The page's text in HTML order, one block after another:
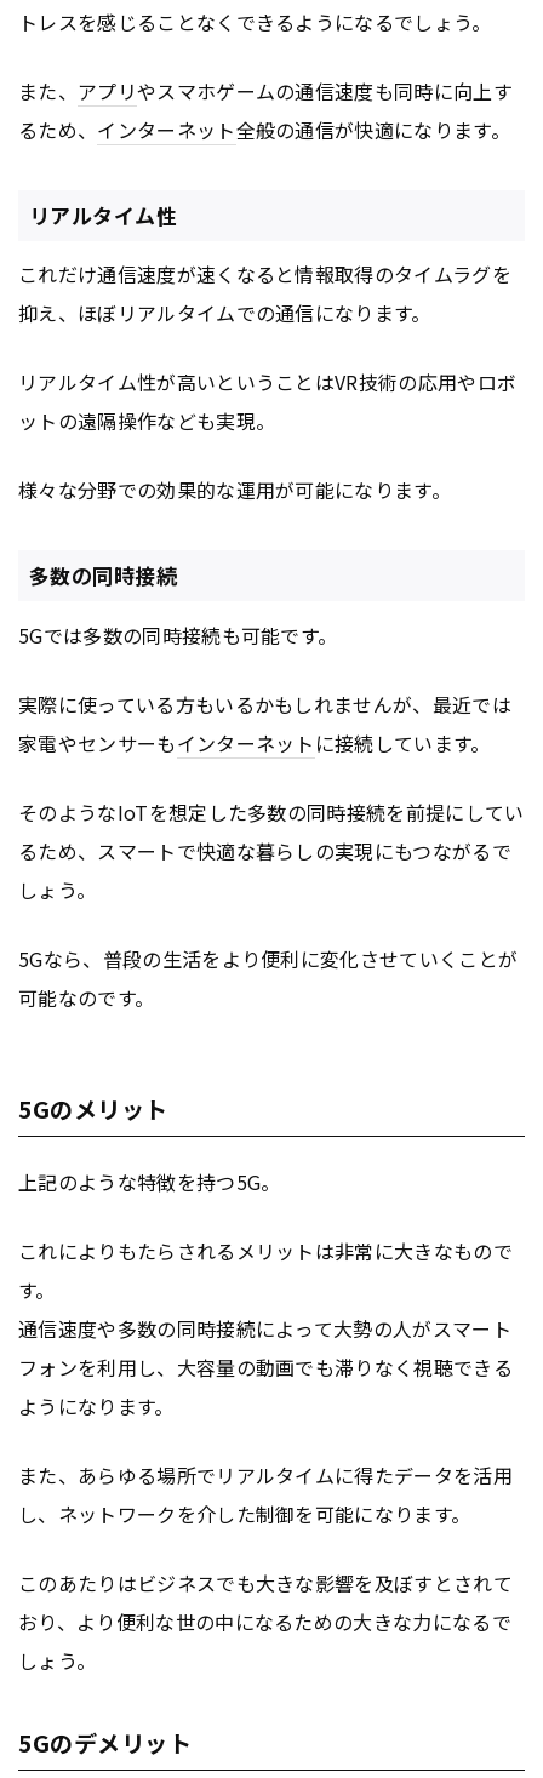
トレスを感じることなくできるようになるでしょう。
また、 アプリやスマホゲームの通信速度も同時に向上す
るため、 インターネット全般の通信が快適になります。
リアルタイム性
これだけ通信速度が速くなると情報取得のタイムラグを
抑え、ほぼリアルタイムでの通信になります。
リアルタイム性が高いということはVR技術の応用やロボ
ットの遠隔操作なども実現。
様々な分野での効果的な運用が可能になります。
多数の同時接続
5Gでは多数の同時接続も可能です。
実際に使っている方もいるかもしれませんが、最近では
家電やセンサーもインターネット に接続しています。
そのようなIoTを想定した多数の同時接続を前提にしてい
るため、スマートで快適な暮らしの実現にもつながるで
しょう。
5Gなら、普段の生活をより便利に変化させていくことが
可能なのです。
5Gのメリット
上記のような特徴を持つ5G。
これによりもたらされるメリットは非常に大きなもので
す。
通信速度や多数の同時接続によって大勢の人がスマート
フォンを利用し、大容量の動画でも滞りなく視聴できる
ようになります。
また、あらゆる場所でリアルタイムに得たデータを活用
し、ネットワークを介した制御を可能になります。
このあたりはビジネスでも大きな影響を及ぼすとされて
おり、より便利な世の中になるための大きな力になるで
しょう。
5Gのデメリット